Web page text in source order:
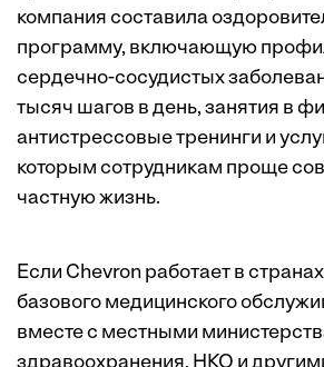
компания составила
программу, включающую
сердечно-сосудистых
тысяч шагов в день, занятия в
антистрессовые тренинги и
которым сотрудникам проще
частную жизнь.
Если Chevron работает в
базового медицинского
вместе с местными